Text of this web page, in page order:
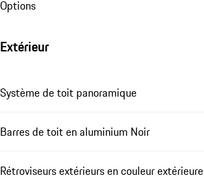
Options
Extérieur
Système de toit panoramique
Barres de toit en aluminium Noir
Rétroviseurs extérieurs en couleur extérieure